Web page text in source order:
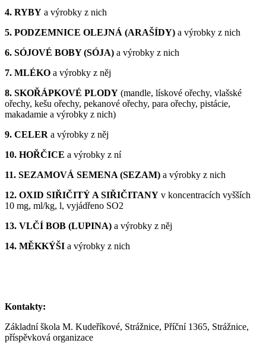
4. RYBY a výrobky z nich
5. PODZEMNICE OLEJNÁ (ARAŠÍDY) a výrobky z nich
6. SÓJOVÉ BOBY (SÓJA) a výrobky z nich
7. MLÉKO a výrobky z něj
8. SKOŘÁPKOVÉ PLODY (mandle, lískové ořechy, vlašské
ořechy, kešu ořechy, pekanové ořechy, para ořechy, pistácie,
makadamie a výrobky z nich)
9. CELER a výrobky z něj
10. HOŘČICE a výrobky z ní
11. SEZAMOVÁ SEMENA (SEZAM) a výrobky z nich
12. OXID SIŘIČITÝ A SIŘIČITANY v koncentracích vyšších
10 mg, ml/kg, l, vyjádřeno SO2
13. VLČÍ BOB (LUPINA) a výrobky z něj
14. MĚKKÝŠI a výrobky z nich
Kontakty:
Základní škola M. Kudeříkové, Strážnice, Příční 1365, Strážnice,
příspěvková organizace